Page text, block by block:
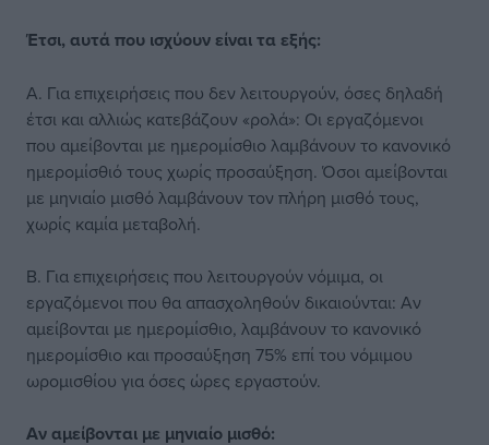
Έτσι, αυτά που ισχύουν είναι τα εξής:
Α. Για επιχειρήσεις που δεν λειτουργούν, όσες δηλαδή
έτσι και αλλιώς κατεβάζουν «ρολά»: Οι εργαζόμενοι
που αμείβονται με ημερομίσθιο λαμβάνουν το κανονικό
ημερομίσθιό τους χωρίς προσαύξηση. Όσοι αμείβονται
με μηνιαίο μισθό λαμβάνουν τον πλήρη μισθό τους,
χωρίς καμία μεταβολή.
Β. Για επιχειρήσεις που λειτουργούν νόμιμα, οι
εργαζόμενοι που θα απασχοληθούν δικαιούνται: Αν
αμείβονται με ημερομίσθιο, λαμβάνουν το κανονικό
ημερομίσθιο και προσαύξηση 75% επί του νόμιμου
ωρομισθίου για όσες ώρες εργαστούν.
Αν αμείβονται με μηνιαίο μισθό: